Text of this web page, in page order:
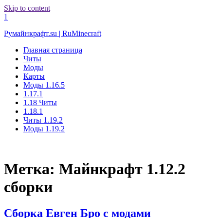
Skip to content
1
Румайнкрафт.su | RuMinecraft
Главная страница
Читы
Моды
Карты
Моды 1.16.5
1.17.1
1.18 Читы
1.18.1
Читы 1.19.2
Моды 1.19.2
Метка: Майнкрафт 1.12.2
сборки
Сборка Евген Бро с модами